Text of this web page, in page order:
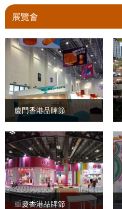
展覽會
廈門香港品牌節
重慶香港品牌節